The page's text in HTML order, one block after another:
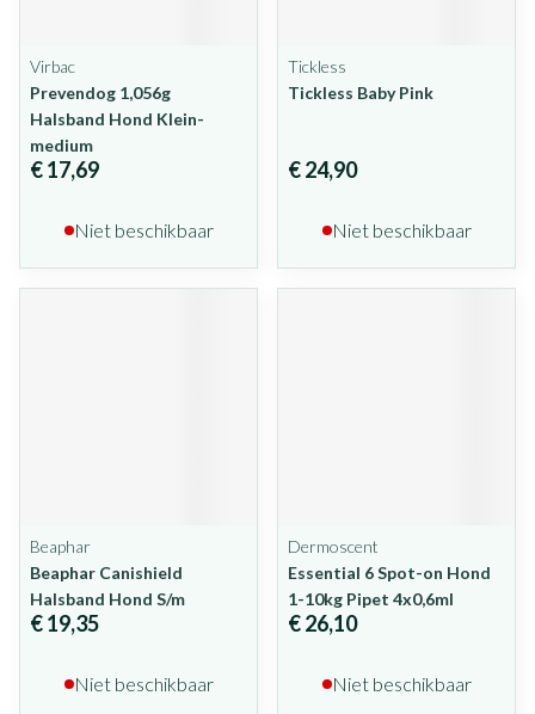
Virbac
Prevendog 1,056g
Halsband Hond Klein-
medium
€ 17,69
Niet beschikbaar
Tickless
Tickless Baby Pink
€ 24,90
Niet beschikbaar
Beaphar
Beaphar Canishield
Halsband Hond S/m
€ 19,35
Niet beschikbaar
Dermoscent
Essential 6 Spot-on Hond
1-10kg Pipet 4x0,6ml
€ 26,10
Niet beschikbaar